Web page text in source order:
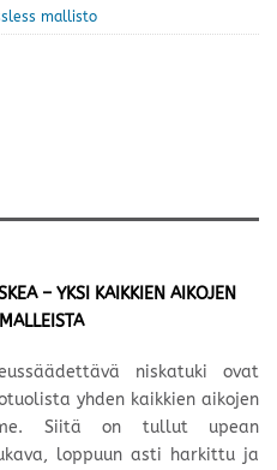
mallisto
– YKSI KAIKKIEN AIKOJEN
niskatuki ovat
yhden kaikkien aikojen
Siitä on tullut upean
loppuun asti harkittu ja